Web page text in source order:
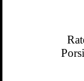
Porsi